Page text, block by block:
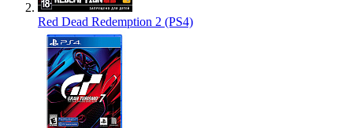
Red Dead Redemption 2 (PS4)